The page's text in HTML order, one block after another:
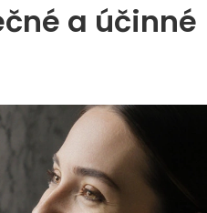
a účinné